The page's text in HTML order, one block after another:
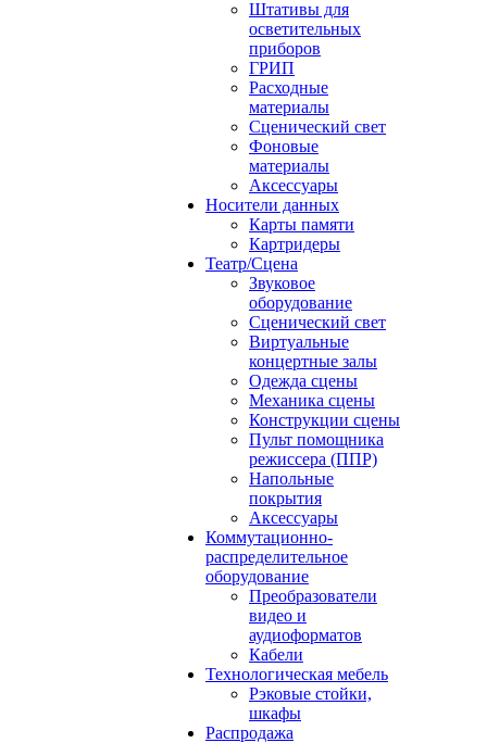
Штативы для
осветительных
приборов
ГРИП
Расходные
материалы
Сценический свет
Фоновые
материалы
Аксессуары
Носители данных
Карты памяти
Картридеры
Театр/Сцена
Звуковое
оборудование
Сценический свет
Виртуальные
концертные залы
Одежда сцены
Механика сцены
Конструкции сцены
Пульт помощника
режиссера (ППР)
Напольные
покрытия
Аксессуары
Коммутационно-
распределительное
оборудование
Преобразователи
видео и
аудиоформатов
Кабели
Технологическая мебель
Рэковые стойки,
шкафы
Распродажа